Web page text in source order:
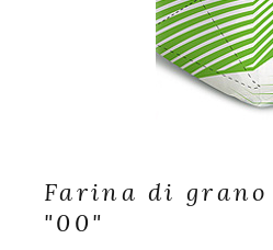
Farina di
"00"